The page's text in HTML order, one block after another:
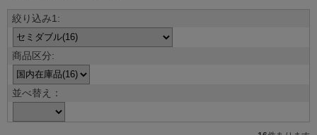
並べ替え：